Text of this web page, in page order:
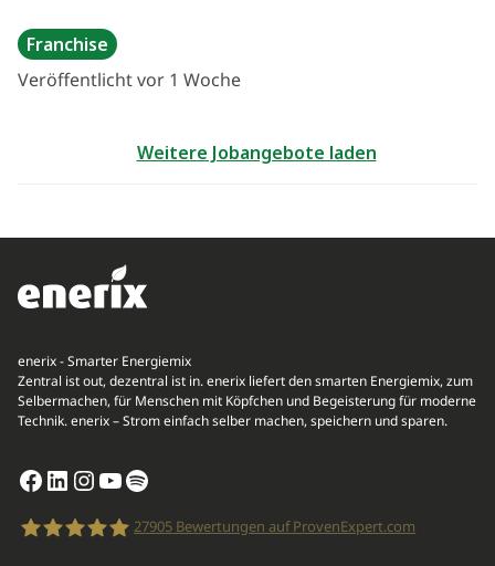
Franchise
Veröffentlicht vor 1 Woche
Weitere Jobangebote laden
enerix - Smarter Energiemix
Zentral ist out, dezentral ist in. enerix liefert den smarten Energiemix, zum
Selbermachen, für Menschen mit Köpfchen und Begeisterung für moderne
Technik. enerix – Strom einfach selber machen, speichern und sparen.
Facebook
LinkedIn
Instagram
YouTube
Spotify
27905Bewertungen auf ProvenExpert.com